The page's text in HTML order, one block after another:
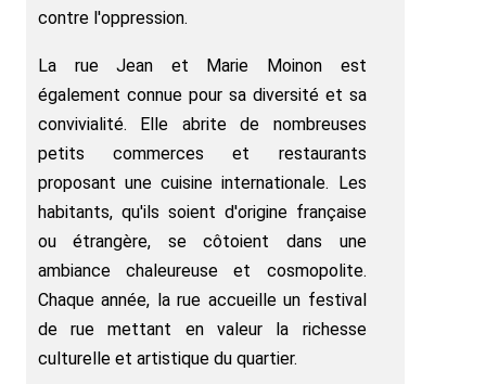
contre l'oppression.
La rue Jean et Marie Moinon est
également connue pour sa diversité et sa
convivialité. Elle abrite de nombreuses
petits commerces et restaurants
proposant une cuisine internationale. Les
habitants, qu'ils soient d'origine française
ou étrangère, se côtoient dans une
ambiance chaleureuse et cosmopolite.
Chaque année, la rue accueille un festival
de rue mettant en valeur la richesse
culturelle et artistique du quartier.